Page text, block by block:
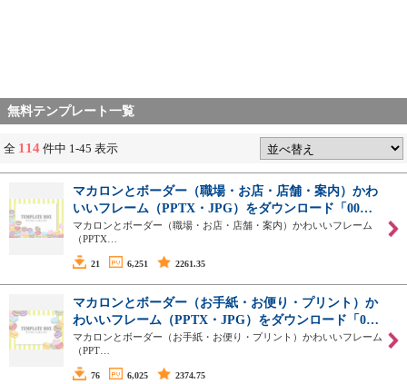
無料テンプレート一覧
全 114 件中 1-45 表示
マカロンとボーダー（職場・お店・店舗・案内）かわ
いいフレーム（PPTX・JPG）をダウンロード「00…
マカロンとボーダー（職場・お店・店舗・案内）かわいいフレーム
（PPTX…
21 6,251 2261.35
マカロンとボーダー（お手紙・お便り・プリント）か
わいいフレーム（PPTX・JPG）をダウンロード「0…
マカロンとボーダー（お手紙・お便り・プリント）かわいいフレーム
（PPT…
76 6,025 2374.75